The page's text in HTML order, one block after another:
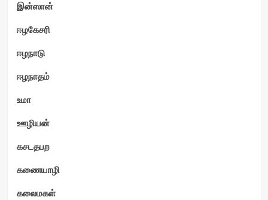
இன்ஸான்
ஈழகேசரி
ஈழநாடு
ஈழநாதம்
உமா
ஊழியன்
கசடதபற
கணையாழி
கலைமகள்